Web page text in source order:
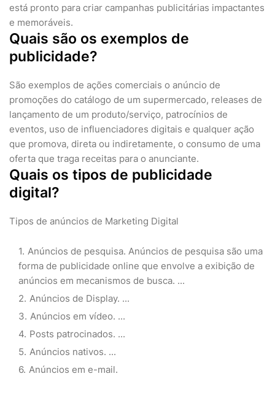
está pronto para criar campanhas publicitárias impactantes
e memoráveis.
Quais são os exemplos de
publicidade?
São exemplos de ações comerciais o anúncio de
promoções do catálogo de um supermercado, releases de
lançamento de um produto/serviço, patrocínios de
eventos, uso de influenciadores digitais e qualquer ação
que promova, direta ou indiretamente, o consumo de uma
oferta que traga receitas para o anunciante.
Quais os tipos de publicidade
digital?
Tipos de anúncios de Marketing Digital
Anúncios de pesquisa. Anúncios de pesquisa são uma
forma de publicidade online que envolve a exibição de
anúncios em mecanismos de busca. ...
Anúncios de Display. ...
Anúncios em vídeo. ...
Posts patrocinados. ...
Anúncios nativos. ...
Anúncios em e-mail.